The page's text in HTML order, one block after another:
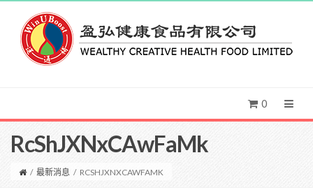
0
RcShJXNxCAwFaMk
/ 最新消息 / RCSHJXNXCAWFAMK